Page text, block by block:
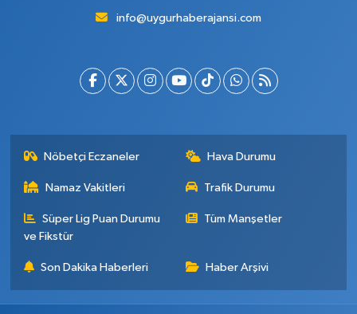
info@uygurhaberajansi.com
Nöbetçi Eczaneler Hava Durumu
Namaz Vakitleri Trafik Durumu
Süper Lig Puan Durumu
ve Fikstür
Tüm Manşetler
Son Dakika Haberleri Haber Arşivi